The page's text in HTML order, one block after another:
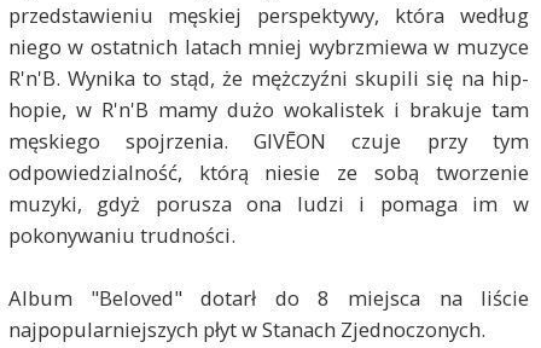
przedstawieniu męskiej perspektywy, która według
niego w ostatnich latach mniej wybrzmiewa w muzyce
R'n'B. Wynika to stąd, że mężczyźni skupili się na hip-
hopie, w R'n'B mamy dużo wokalistek i brakuje tam
męskiego spojrzenia. GIVĒON czuje przy tym
odpowiedzialność, którą niesie ze sobą tworzenie
muzyki, gdyż porusza ona ludzi i pomaga im w
pokonywaniu trudności.
Album "Beloved" dotarł do 8 miejsca na liście
najpopularniejszych płyt w Stanach Zjednoczonych.